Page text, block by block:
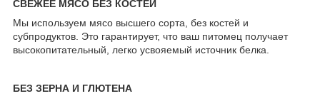
СВЕЖЕЕ МЯСО БЕЗ КОСТЕЙ
Мы используем мясо высшего сорта, без костей и
субпродуктов. Это гарантирует, что ваш питомец получает
высокопитательный, легко усвояемый источник белка.
БЕЗ ЗЕРНА И ГЛЮТЕНА